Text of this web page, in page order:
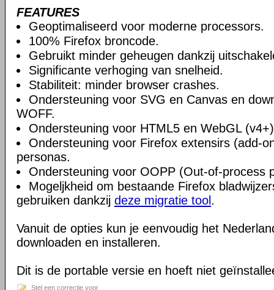
FEATURES
Geoptimaliseerd voor moderne processors.
100% Firefox broncode.
Gebruikt minder geheugen dankzij
Significante verhoging van snelheid.
Stabiliteit: minder browser crashes.
Ondersteuning voor SVG en Canvas en
WOFF.
Ondersteuning voor HTML5 en WebGL
Ondersteuning voor Firefox extensirs (add-
personas.
Ondersteuning voor OOPP (Out-of-process
Mogeljkheid om bestaande Firefox
gebruiken dankzij deze migratie tool .
Vanuit de opties kun je eenvoudig het
downloaden en installeren.
Dit is de portable versie en hoeft niet
Stel een correctie voor